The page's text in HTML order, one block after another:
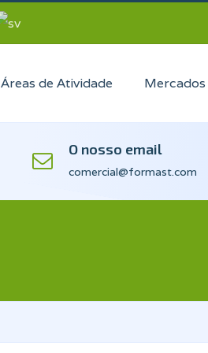
Áreas de Atividade Mercados
O nosso email
comercial@formast.com